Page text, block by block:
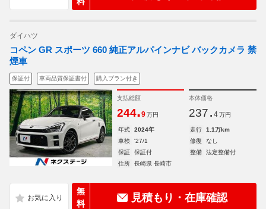
ダイハツ
コペン GR スポーツ 660 純正アルパインナビ バックカメラ 禁
煙車
保証付 車両品質保証書付 購入プラン付き
支払総額
244.9 万円
本体価格
237. 4 万円
年式 2024年 走行
1.1万km
車検
'27/1 修復
なし
保証
保証付 整備
法定整備付
住所
長崎県 長崎市
無
料
見積もり・在庫確認